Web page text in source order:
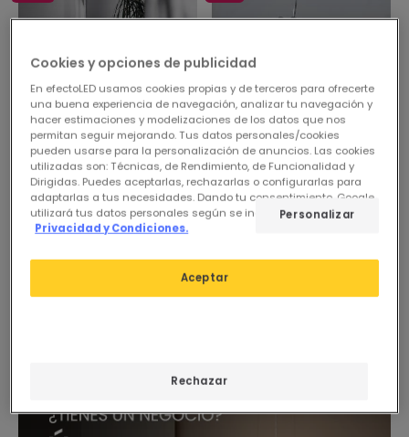
Antes 329,95 €
199,99 €
PROMO
Aplique de Pared SLAMP
En Stock, entrega en
Antes 149,99 €
129,99 €
Lámpara Colgante SLAMP
Luis Suspension
En Stock, entrega en
Cookies y opciones de publicidad
En efectoLED usamos cookies propias y de terceros para ofrecerte
una buena experiencia de navegación, analizar tu navegación y
hacer estimaciones y modelizaciones de los datos que nos
permitan seguir mejorando. Tus datos personales/cookies
pueden usarse para la personalización de anuncios. Las cookies
utilizadas son: Técnicas, de Rendimiento, de Funcionalidad y
Dirigidas. Puedes aceptarlas, rechazarlas o configurarlas para
adaptarlas a tus necesidades. Dando tu consentimiento, Google
utilizará tus datos personales según se indica en su sitio de
Privacidad y Condiciones.
Rechazar
Aceptar
Personalizar